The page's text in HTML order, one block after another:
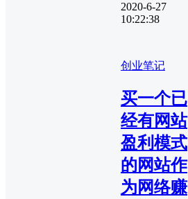
2020-6-27
10:22:38
创业笔记
买一个已
经有网站
盈利模式
的网站作
为网络赚